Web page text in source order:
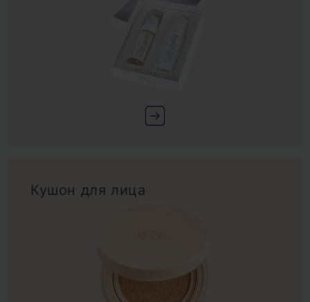
Кушон для лица